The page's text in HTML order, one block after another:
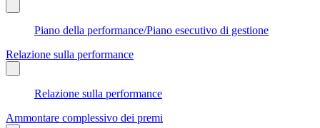
Piano della performance/Piano esecutivo di gestione
Relazione sulla performance
Relazione sulla performance
Ammontare complessivo dei premi